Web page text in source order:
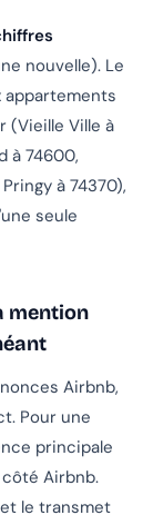
nouvelle). Le
(Vieille Ville à
à 74600,
à 74370),
seule
mention
Airbnb,
Pour une
principale
Airbnb.
le transmet